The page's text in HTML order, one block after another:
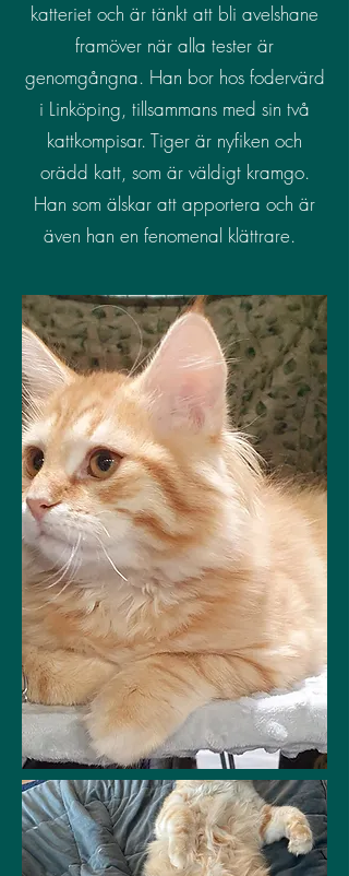
katteriet och är tänkt att bli avelshane
framöver när alla tester är
genomgångna. Han bor hos fodervärd
i Linköping, tillsammans med sin två
kattkompisar. Tiger är nyfiken och
orädd katt, som är väldigt kramgo.
Han som älskar att apportera och är
även han en fenomenal klättrare.